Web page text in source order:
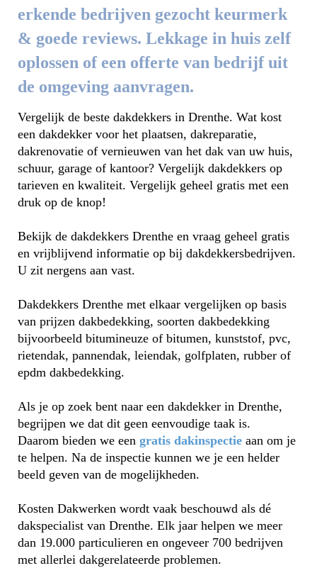
erkende bedrijven gezocht keurmerk
& goede reviews. Lekkage in huis zelf
oplossen of een offerte van bedrijf uit
de omgeving aanvragen.
Vergelijk de beste dakdekkers in Drenthe. Wat kost
een dakdekker voor het plaatsen, dakreparatie,
dakrenovatie of vernieuwen van het dak van uw huis,
schuur, garage of kantoor? Vergelijk dakdekkers op
tarieven en kwaliteit. Vergelijk geheel gratis met een
druk op de knop!
Bekijk de dakdekkers Drenthe en vraag geheel gratis
en vrijblijvend informatie op bij dakdekkersbedrijven.
U zit nergens aan vast.
Dakdekkers Drenthe met elkaar vergelijken op basis
van prijzen dakbedekking, soorten dakbedekking
bijvoorbeeld bitumineuze of bitumen, kunststof, pvc,
rietendak, pannendak, leiendak, golfplaten, rubber of
epdm dakbedekking.
Als je op zoek bent naar een dakdekker in Drenthe,
begrijpen we dat dit geen eenvoudige taak is.
Daarom bieden we een gratis dakinspectie aan om je
te helpen. Na de inspectie kunnen we je een helder
beeld geven van de mogelijkheden.
Kosten Dakwerken wordt vaak beschouwd als dé
dakspecialist van Drenthe. Elk jaar helpen we meer
dan 19.000 particulieren en ongeveer 700 bedrijven
met allerlei dakgerelateerde problemen.